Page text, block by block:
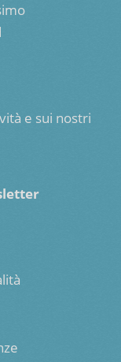
e sui nostri